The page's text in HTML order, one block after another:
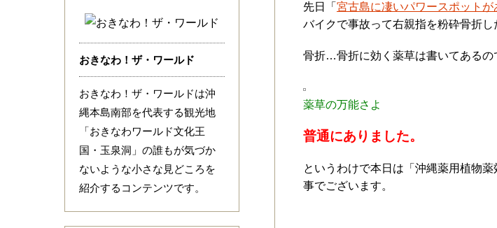
先日「宮古島に凄いパワースポット
バイクで事故って右親指を粉砕骨折
骨折…骨折に効く薬草は書いてある
薬草の万能さよ
普通にありました。
というわけで本日は「沖縄薬用植物
事でございます。
おきなわ！ザ・ワールド
おきなわ！ザ・ワールドは沖
縄本島南部を代表する観光地
「おきなわワールド文化王
国・玉泉洞」の誰もが気づか
ないような小さな見どころを
紹介するコンテンツです。